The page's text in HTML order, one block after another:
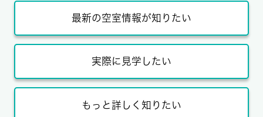
最新の空室情報が知りたい
実際に見学したい
もっと詳しく知りたい